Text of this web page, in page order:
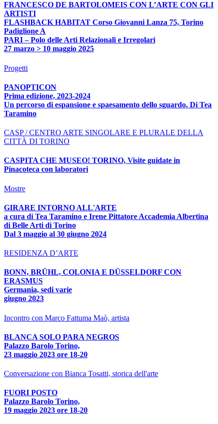
FRANCESCO DE BARTOLOMEIS CON L’ARTE CON GLI
ARTISTI
FLASHBACK HABITAT Corso Giovanni Lanza 75, Torino
Padiglione A
PARI – Polo delle Arti Relazionali e Irregolari
27 marzo > 10 maggio 2025
Progetti
PANOPTICON
Prima edizione, 2023-2024
Un percorso di espansione e spaesamento dello sguardo. Di Tea
Taramino
CASP / CENTRO ARTE SINGOLARE E PLURALE DELLA
CITTÀ DI TORINO
CASPITA CHE MUSEO! TORINO, Visite guidate in
Pinacoteca con laboratori
Mostre
GIRARE INTORNO ALL'ARTE
a cura di Tea Taramino e Irene Pittatore Accademia Albertina
di Belle Arti di Torino
Dal 3 maggio al 30 giugno 2024
RESIDENZA D’ARTE
BONN, BRÜHL, COLONIA E DÜSSELDORF CON
ERASMUS
Germania, sedi varie
giugno 2023
Incontro con Marco Fattuma Maò, artista
BLANCA SOLO PARA NEGROS
Palazzo Barolo Torino,
23 maggio 2023 ore 18-20
Conversazione con Bianca Tosatti, storica dell'arte
FUORI POSTO
Palazzo Barolo Torino,
19 maggio 2023 ore 18-20